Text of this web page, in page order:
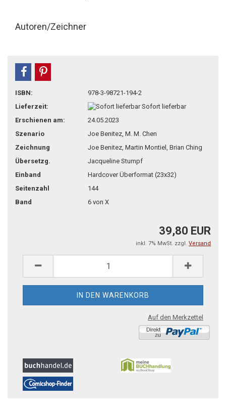
Autoren/Zeichner
teilen
ISBN:
978-3-98721-194-2
Lieferzeit:
Sofort lieferbar
Erschienen am:
24.05.2023
Szenario
Joe Benitez, M. M. Chen
Zeichnung
Joe Benitez, Martin Montiel, Brian Ching
Übersetzg.
Jacqueline Stumpf
Einband
Hardcover Überformat (23x32)
Seitenzahl
144
Band
6 von X
39,80 EUR
inkl. 7% MwSt. zzgl. Versand
Auf den Merkzettel